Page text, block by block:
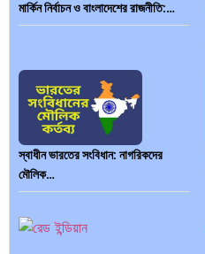
মার্কিন নির্বাচন ও বাংলাদেশের রাজনীতি:…
স্বাধীন ভারতের সংবিধান: নাগরিকদের
মৌলিক…